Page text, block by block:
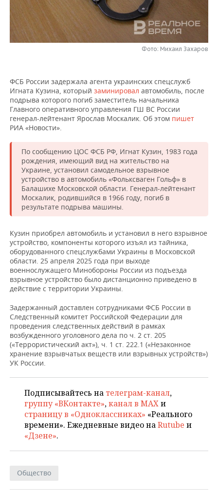
НЕФТЕХИМИЯ
НЕФТЬ
РОЗНИЧНАЯ ТОРГОВЛЯ
ТРАНСПОРТ
НОВОСТИ ТЕХНОЛОГИЙ
IT
ТЕЛЕКОММУНИКАЦИИ
МЕРОПРИЯТИЯ
НОВОСТИ МЕРОПРИЯТИЙ
БИЗНЕС-БРАНЧИ
ONLINE-КОНФЕРЕНЦИИ
ОТКРЫТАЯ ЛЕКЦИЯ
СПОРТ
ФУТБОЛ
ХОККЕЙ
БАСКЕТБОЛ
ВОЛЕЙБОЛ
КИБЕРСПОРТ
ФИГУРНОЕ КАТАНИЕ
ВОДНЫЕ ВИДЫ СПОРТА
ХОККЕЙ С МЯЧОМ
НОВОСТИ ОБЩЕСТВА
ВЛАСТЬ
ИНФРАСТРУКТУРА
ИСТОРИЯ
КУЛЬТУРА
МЕДИЦИНА
ОБРАЗОВАНИЕ
ПРОИСШЕСТВИЯ
ФОТОГАЛЕРЕЯ
СЮЖЕТЫ
СПРАВОЧНИК
СПИСОК ПЕРСОН
СПИСОК КОМПАНИЙ
ПОЛНАЯ ВЕРСИЯ
Фото: Михаил Захаров
ФСБ России задержала агента украинских спецслужб
Игната Кузина, который заминировал автомобиль, после
подрыва которого погиб заместитель начальника
Главного оперативного управления ГШ ВС России
генерал-лейтенант Ярослав Москалик. Об этом пишет
РИА «Новости».
По сообщению ЦОС ФСБ РФ, Игнат Кузин, 1983 года
рождения, имеющий вид на жительство на
Украине, установил самодельное взрывное
устройство в автомобиль «Фольксваген Гольф» в
Балашихе Московской области. Генерал-лейтенант
Москалик, родившийся в 1966 году, погиб в
результате подрыва машины.
Кузин приобрел автомобиль и установил в него взрывное
устройство, компоненты которого изъял из тайника,
оборудованного спецслужбами Украины в Московской
области. 25 апреля 2025 года при выходе
военнослужащего Минобороны России из подъезда
взрывное устройство было дистанционно приведено в
действие с территории Украины.
Задержанный доставлен сотрудниками ФСБ России в
Следственный комитет Российской Федерации для
проведения следственных действий в рамках
возбужденного уголовного дела по ч. 2 ст. 205
(«Террористический акт»), ч. 1 ст. 222.1 («Незаконное
хранение взрывчатых веществ или взрывных устройств»)
УК России.
Подписывайтесь на телеграм-канал,
группу «ВКонтакте»,канал в MAXи
страницу в «Одноклассниках» «Реального
времени». Ежедневные видео наRutube и
«Дзене».
Общество